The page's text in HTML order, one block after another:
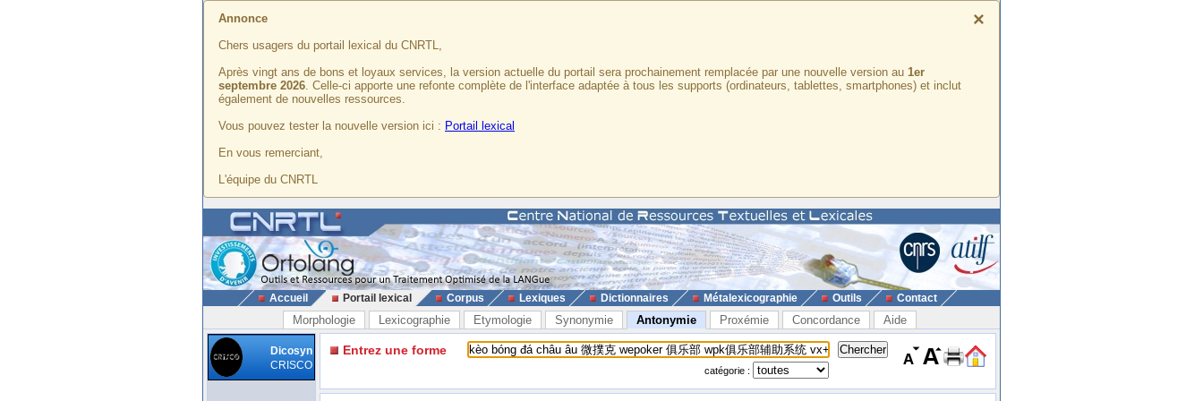
×
Annonce
Chers usagers du portail lexical du CNRTL,
Après vingt ans de bons et loyaux services, la version actuelle du portail sera prochainement remplacée par une nouvelle version au 1er
septembre 2026. Celle-ci apporte une refonte complète de l'interface adaptée à tous les supports (ordinateurs, tablettes, smartphones) et inclut
également de nouvelles ressources.
Vous pouvez tester la nouvelle version ici : Portail lexical
En vous remerciant,
L'équipe du CNRTL
Accueil Portail lexical Corpus Lexiques Dictionnaires Métalexicographie Outils Contact
Morphologie Lexicographie Etymologie Synonymie Antonymie Proxémie Concordance Aide
Dicosyn
CRISCO
Entrez une forme
catégorie :